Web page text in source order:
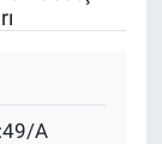
A